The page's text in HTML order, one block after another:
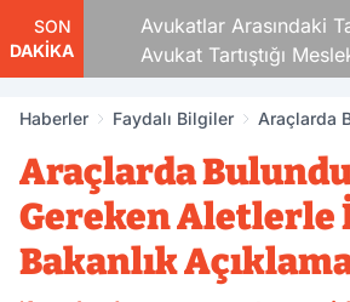
SON
DAKİKA
Avukatlar Arasındaki
Avukat Tartıştığı
Vurdu
Haberler Faydalı Bilgiler
Araçlarda
Açıklama
Araçlarda
Gereken
Bakanlık